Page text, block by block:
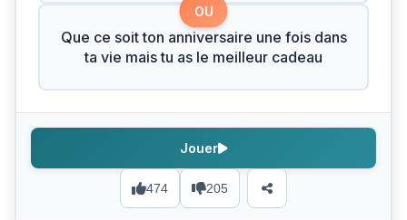
OU
Que ce soit ton anniversaire une fois dans
ta vie mais tu as le meilleur cadeau
474 205
Jouer